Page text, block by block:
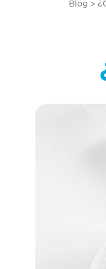
Blog >